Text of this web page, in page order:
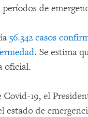
de
56.342 casos
. Se estima
oficial.
Covid-19, el
estado de